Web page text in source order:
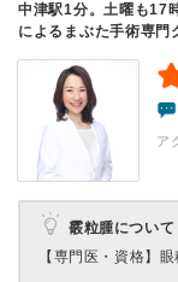
中津駅1分。土曜も17
によるまぶた手術専門
ア
霰粒腫について
【専門医・資格】